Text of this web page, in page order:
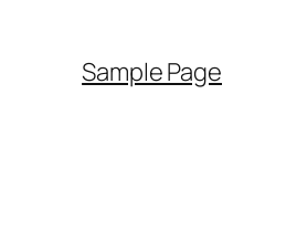
Sample Page